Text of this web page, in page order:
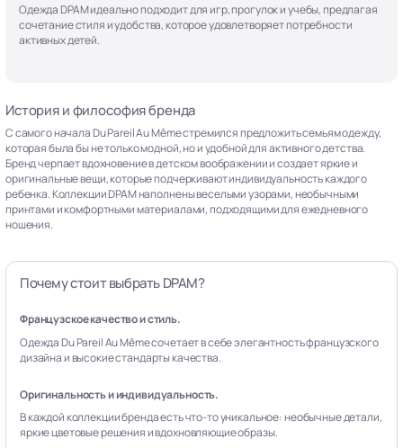
Одежда DPAM идеально подходит для игр, прогулок и учебы, предлагая
сочетание стиля и удобства, которое удовлетворяет потребности
активных детей.
История и философия бренда
С самого начала Du Pareil Au Même стремился предложить семьям одежду,
которая была бы не только модной, но и удобной для активного детства.
Бренд черпает вдохновение в детском воображении и создает яркие и
оригинальные вещи, которые подчеркивают индивидуальность каждого
ребенка. Коллекции DPAM наполнены веселыми узорами, необычными
принтами и комфортными материалами, подходящими для ежедневного
ношения.
Почему стоит выбрать DPAM?
Французское качество и стиль.
Одежда Du Pareil Au Même сочетает в себе элегантность французского
дизайна и высокие стандарты качества.
Оригинальность и индивидуальность.
В каждой коллекции бренда есть что-то уникальное: необычные детали,
яркие цветовые решения и вдохновляющие образы.